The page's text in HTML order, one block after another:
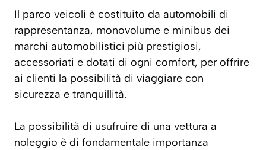
Il parco veicoli è costituito da automobili di
rappresentanza, monovolume e minibus dei
marchi automobilistici più prestigiosi,
accessoriati e dotati di ogni comfort, per offrire
ai clienti la possibilità di viaggiare con
sicurezza e tranquillità.
La possibilità di usufruire di una vettura a
noleggio è di fondamentale importanza